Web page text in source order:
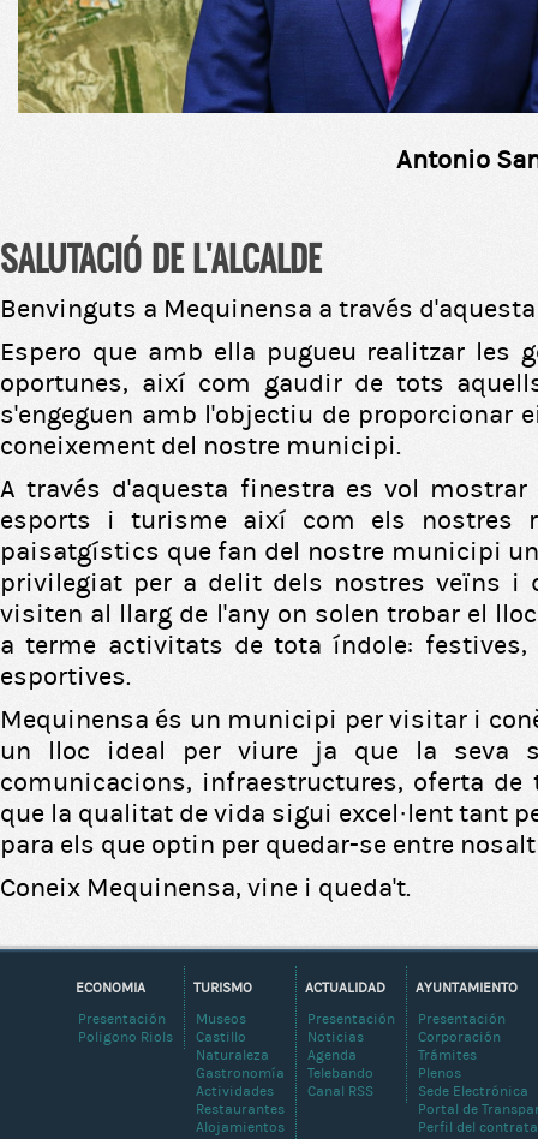
Antonio Sanjuán
SALUTACIÓ DE L'ALCALDE
Benvinguts a Mequinensa a través
Espero que amb ella pugueu realitzar les
oportunes, així com gaudir de tots
s'engeguen amb l'objectiu de proporcionar
coneixement del nostre municipi.
A través d'aquesta finestra es vol
esports i turisme així com els nostres
paisatgístics que fan del nostre municipi
privilegiat per a delit dels nostres veïns i
visiten al llarg de l'any on solen trobar el
a terme activitats de tota índole: festives,
esportives.
Mequinensa és un municipi per visitar i
un lloc ideal per viure ja que la seva
comunicacions, infraestructures, oferta
que la qualitat de vida sigui excel·lent tant
para els que optin per quedar-se entre
Coneix Mequinensa, vine i queda't.
AYUNTAMIENTO
Presentación
Corporación
Trámites
Plenos
Sede Electrónica
Portal de
Perfil del
ACTUALIDAD
Presentación
Noticias
Agenda
Telebando
Canal RSS
TURISMO
Museos
Castillo
Naturaleza
Gastronomía
Actividades
Restaurantes
Alojamientos
ECONOMIA
Presentación
Poligono Riols